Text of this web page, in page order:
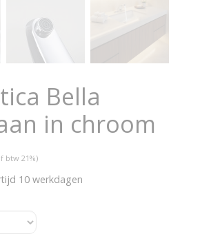
Bella
in chroom
btw 21%)
10 werkdagen